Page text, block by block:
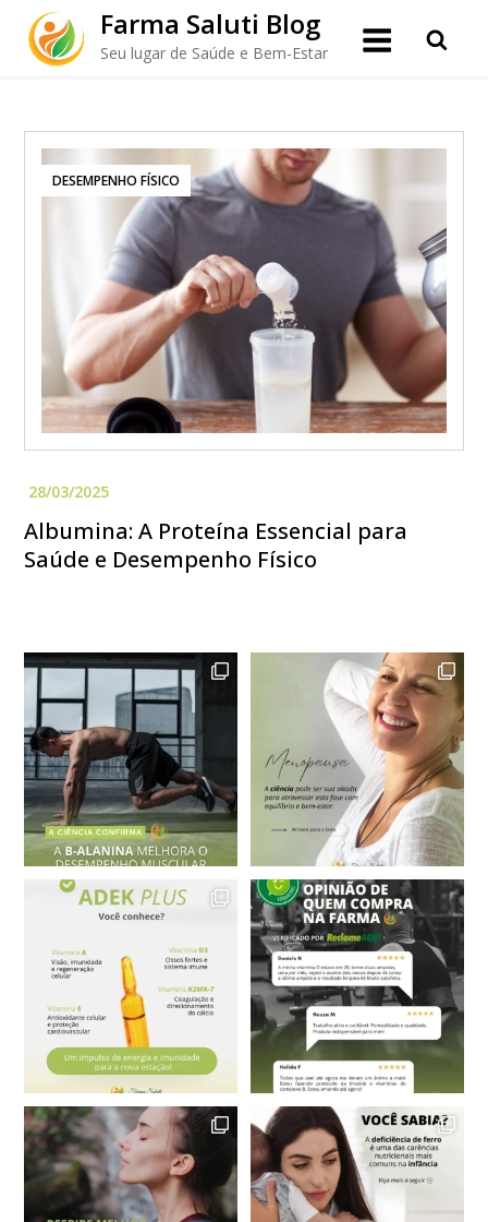
content
Farma Saluti Blog
Seu lugar de Saúde e Bem-Estar
DESEMPENHO FÍSICO
Albumina: A Proteína Essencial para
Saúde e Desempenho Físico